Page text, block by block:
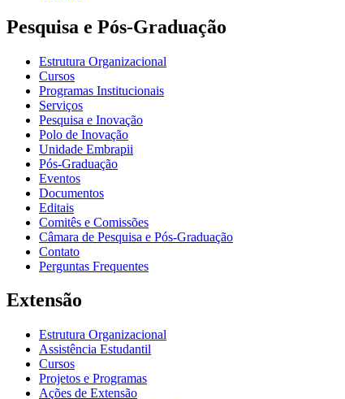
Pesquisa e Pós-Graduação
Estrutura Organizacional
Cursos
Programas Institucionais
Serviços
Pesquisa e Inovação
Polo de Inovação
Unidade Embrapii
Pós-Graduação
Eventos
Documentos
Editais
Comitês e Comissões
Câmara de Pesquisa e Pós-Graduação
Contato
Perguntas Frequentes
Extensão
Estrutura Organizacional
Assistência Estudantil
Cursos
Projetos e Programas
Ações de Extensão